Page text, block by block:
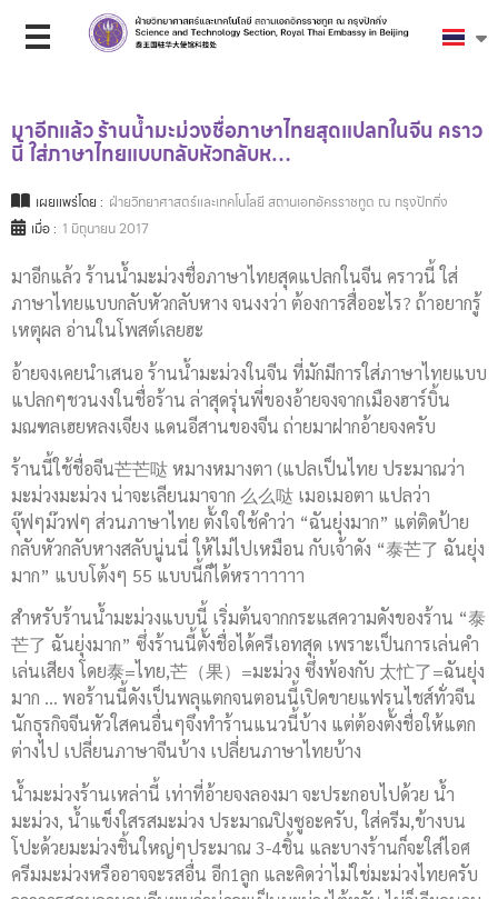
มาอีกแล้ว ร้านน้ำมะม่วงชื่อภาษาไทยสุดแปลกในจีน คราว
นี้ ใส่ภาษาไทยแบบกลับหัวกลับห…
เผยแพร่โดย : ฝ่ายวิทยาศาสตร์และเทคโนโลยี สถานเอกอัครราชทูต ณ กรุงปักกิ่ง
เมื่อ : 1 มิถุนายน 2017
มาอีกแล้ว ร้านน้ำมะม่วงชื่อภาษาไทยสุดแปลกในจีน คราวนี้ ใส่
ภาษาไทยแบบกลับหัวกลับหาง จนงงว่า ต้องการสื่ออะไร? ถ้าอยากรู้
เหตุผล อ่านในโพสต์เลยฮะ
อ้ายจงเคยนำเสนอ ร้านน้ำมะม่วงในจีน ที่มักมีการใส่ภาษาไทยแบบ
แปลกๆชวนงงในชื่อร้าน ล่าสุดรุ่นพี่ของอ้ายจงจากเมืองฮาร์บิ้น
มณฑลเฮยหลงเจียง แดนอีสานของจีน ถ่ายมาฝากอ้ายจงครับ
ร้านนี้ใช้ชื่อจีน芒芒哒 หมางหมางตา (แปลเป็นไทย ประมาณว่า
มะม่วงมะม่วง น่าจะเลียนมาจาก 么么哒 เมอเมอตา แปลว่า
จุ๊ฟๆม๊วฟๆ ส่วนภาษาไทย ตั้งใจใช้คำว่า “ฉันยุ่งมาก” แต่ติดป้าย
กลับหัวกลับหางสลับนู่นนี่ ให้ไม่ไปเหมือน กับเจ้าดัง “泰芒了 ฉันยุ่ง
มาก” แบบโต้งๆ 55 แบบนี้ก็ได้หราาาาาา
สำหรับร้านน้ำมะม่วงแบบนี้ เริ่มต้นจากกระแสความดังของร้าน “泰
芒了 ฉันยุ่งมาก” ซึ่งร้านนี้ตั้งชื่อได้ครีเอทสุด เพราะเป็นการเล่นคำ
เล่นเสียง โดย泰=ไทย,芒（果）=มะม่วง ซึ่งพ้องกับ 太忙了=ฉันยุ่ง
มาก … พอร้านนี้ดังเป็นพลุแตกจนตอนนี้เปิดขายแฟรนไชส์ทั่วจีน
นักธุรกิจจีนหัวใสคนอื่นๆจึงทำร้านแนวนี้บ้าง แต่ต้องตั้งชื่อให้แตก
ต่างไป เปลี่ยนภาษาจีนบ้าง เปลี่ยนภาษาไทยบ้าง
น้ำมะม่วงร้านเหล่านี้ เท่าที่อ้ายจงลองมา จะประกอบไปด้วย น้ำ
มะม่วง, น้ำแข็งใสรสมะม่วง ประมาณปิงซูอะครับ, ใส่ครีม,ข้างบน
โปะด้วยมะม่วงชิ้นใหญ่ๆประมาณ 3-4ชิ้น และบางร้านก็จะใส่ไอศ
ครีมมะม่วงหรืออาจจะรสอื่น อีก1ลูก และคิดว่าไม่ใช่มะม่วงไทยครับ